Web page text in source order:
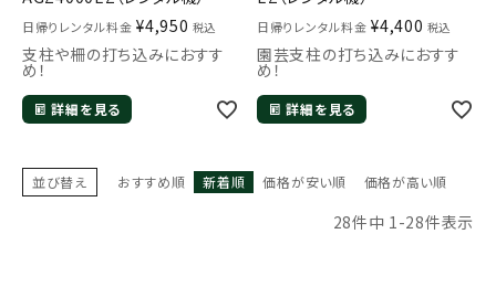
日帰りレンタル料金 ¥4,950 税込
支柱や柵の打ち込みにおすす
め！
詳細を見る
日帰りレンタル料金 ¥4,400 税込
園芸支柱の打ち込みにおすす
め！
詳細を見る
並び替え おすすめ順 新着順 価格が安い順 価格が高い順
28件中 1-28件表示